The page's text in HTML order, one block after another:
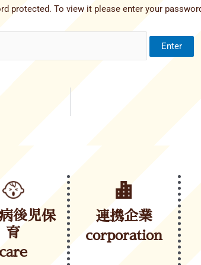
protected. To view it please enter your
後児保
育
care
連携企業
corporation